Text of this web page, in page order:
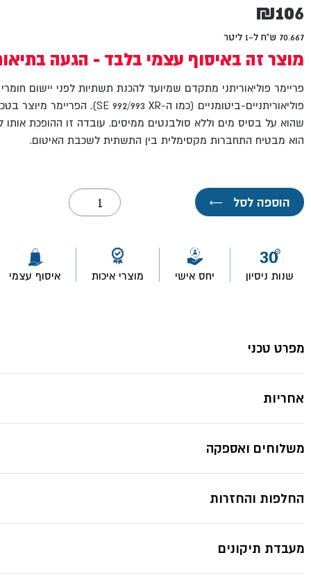
₪106
70.667 ש"ח ל-1 ליטר
מוצר זה באיסוף עצמי בלבד - הגעה
פריימר פוליאוריתני מתקדם שמיועד להכנת תשתיות לפני יישום חומרי
שהוא על בסיס מים וללא סולבנטים ממיסים. עובדה זו ההופכת אותו
הוא מבטיח התחברות מקסימלית בין התשתית לשכבת האיטום.
הוספה לסל ←
כמות
של
פריימר
על
מים-
שנות ניסיון יחס אישי מוצרי איכות איסוף עצמי
מפרט טכני
אחריות
משלוחים ואספקה
החלפות והחזרות
מעבדת תיקונים